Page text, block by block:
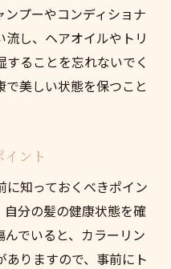
持ちさせる
めの準備
ッチテクニック
プーやコンディショナ
し、ヘアオイルやトリ
ることを忘れないでく
美しい状態を保つこと
ント
に知っておくべきポイン
自分の髪の健康状態を確
でいると、カラーリン
りますので、事前にト